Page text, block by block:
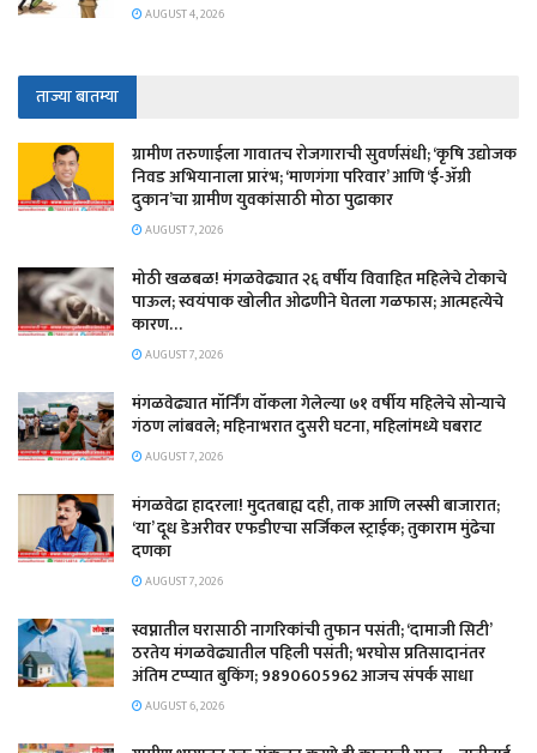
AUGUST 4, 2026
ताज्या बातम्या
​ग्रामीण तरुणाईला गावातच रोजगाराची सुवर्णसंधी; ‘कृषि उद्योजक
निवड अभियानाला प्रारंभ; ‘माणगंगा परिवार’ आणि ‘ई-ॲग्री
दुकान’चा ग्रामीण युवकांसाठी मोठा पुढाकार
AUGUST 7, 2026
मोठी खळबळ! मंगळवेढ्यात २६ वर्षीय विवाहित महिलेचे टोकाचे
पाऊल; स्वयंपाक खोलीत ओढणीने घेतला गळफास; आत्महत्येचे
कारण…
AUGUST 7, 2026
मंगळवेढ्यात मॉर्निंग वॉकला गेलेल्या ७१ वर्षीय महिलेचे सोन्याचे
गंठण लांबवले; महिनाभरात दुसरी घटना, महिलांमध्ये घबराट
AUGUST 7, 2026
​मंगळवेढा हादरला! मुदतबाह्य दही, ताक आणि लस्सी बाजारात;
‘या’ दूध डेअरीवर एफडीएचा सर्जिकल स्ट्राईक; ​तुकाराम मुंढेचा
दणका
AUGUST 7, 2026
स्वप्नातील घरासाठी नागरिकांची तुफान पसंती; ‘दामाजी सिटी’
ठरतेय मंगळवेढ्यातील पहिली पसंती; भरघोस प्रतिसादानंतर
अंतिम टप्प्यात बुकिंग; 9890605962 आजच संपर्क साधा
AUGUST 6, 2026